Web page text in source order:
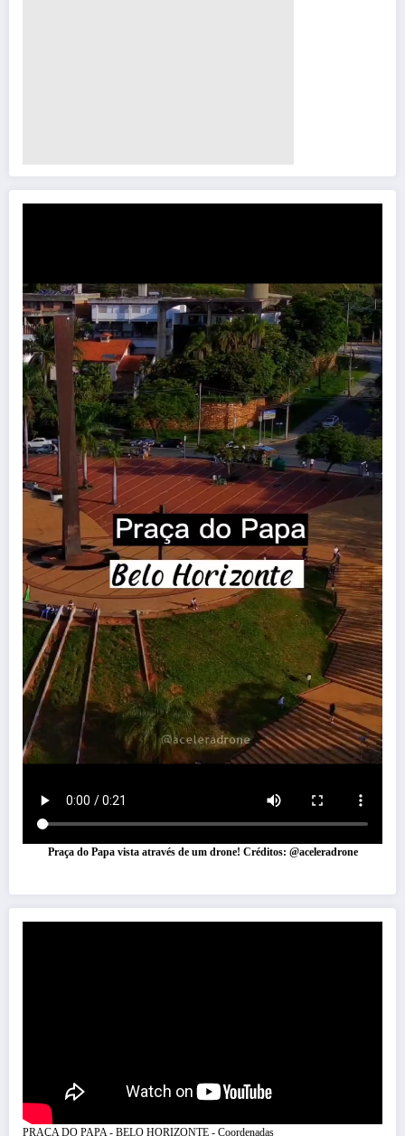
Praça do Papa vista através de um drone! Créditos: @aceleradrone
PRAÇA DO PAPA - BELO HORIZONTE - Coordenadas